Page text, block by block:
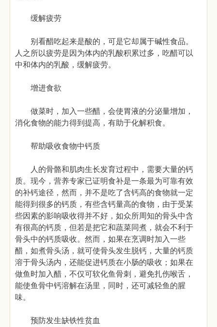
缓解疲劳
别看醋吃起来是酸的，可是它却属于碱性食品。
人之所以疲劳是因为体内的乳酸积累过多，吃醋可以
中和体内的乳酸，缓解疲劳。
增进食欲
做菜时，加入一些醋，会使胃液的分泌量增加，
消化食物的能力得到提高，有助于化解积食。
帮助吸收食物中钙质
人的骨骼和肌肉生长发育过程中，需要大量的钙
质。现今，营养专家已证明食补是一条最为可靠有效
的补钙途径，然而，并不是吃了含钙高的食物就一定
能得到很多的钙质，有些含钙量高的食物，由于受某
些因素的影响吸收得并不好，如众所周知的骨头中含
有很高的钙质，但若是把它和蔬菜同煮，就会不利于
骨头中的钙质吸收。然而，如果在烹调时加入一些
醋，如煮骨头汤，就可使骨头发生脱钙，大量的钙质
溶于骨头汤内，还能促进钙质在小肠的吸收；如果在
做鱼时加入醋，不仅可软化鱼骨刺，避免扎伤喉舌，
能使鱼骨中钙溶解在汤里，同时，还可减轻鱼的腥
味。
预防发生缺铁性贫血